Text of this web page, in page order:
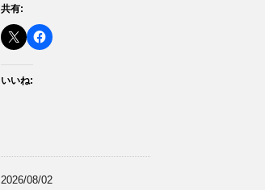
共有:
いいね:
2026/08/02